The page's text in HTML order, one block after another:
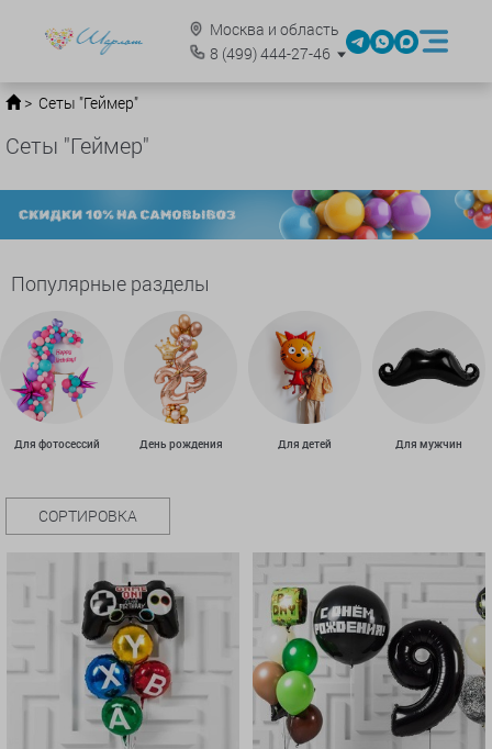
Москва и область
8 (499)444-27-46
Сеты "Геймер"
Сеты "Геймер"
Популярные разделы
Для фотосессий День рождения Для детей Для мужчин
СОРТИРОВКА